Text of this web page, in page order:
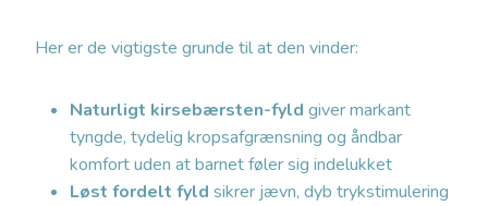
Her er de vigtigste grunde til at den vinder:
Naturligt kirsebærsten-fyld giver markant
tyngde, tydelig kropsafgrænsning og åndbar
komfort uden at barnet føler sig indelukket
Løst fordelt fyld sikrer jævn, dyb trykstimulering